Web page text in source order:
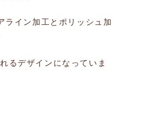
ライン加工とポリッシュ加
るデザインになっていま